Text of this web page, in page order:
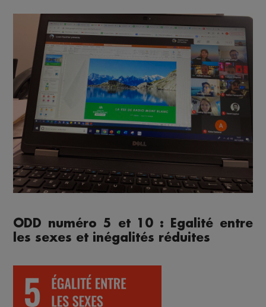
ODD numéro 5 et 10 : Egalité entre
les sexes et inégalités réduites